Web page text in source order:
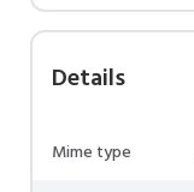
Details
Mime type